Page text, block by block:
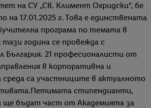
на СУ „Св. Климент Охридски“, бе
на 17.01.2025 г. Това е единствената
програма по темата в
година се провежда с
България. 21 професионалисти от
в корпоративна и
са участниците в актуалното
стипендианти,
ще бъдат част от Академията за